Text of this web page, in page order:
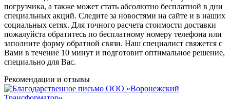
погрузчика, а также может стать абсолютно бесплатной в дни
специальных акций. Следите за новостями на сайте и в наших
социальных сетях. Для точного расчета стоимости доставки
пожалуйста обратитесь по бесплатному номеру телефона или
заполните форму обратной связи. Наш специалист свяжется с
Вами в течение 10 минут и подготовит оптимальное решение,
специально для Вас.
Рекомендации и отзывы